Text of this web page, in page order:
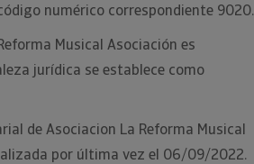
numérico correspondiente 9020.
Musical Asociación es
jurídica se establece como
de Asociacion La Reforma Musical
por última vez el 06/09/2022.